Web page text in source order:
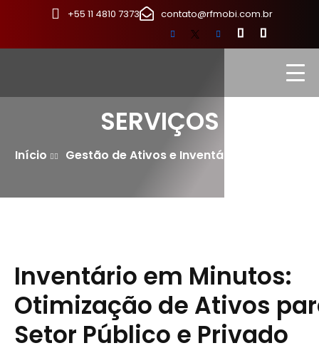
+55 11 4810 7373 contato@rfmobi.com.br
SERVIÇOS
Início Gestão de Ativos e Inventário Inteligente
Inventário em Minutos:
Otimização de Ativos
Setor Público e Privado